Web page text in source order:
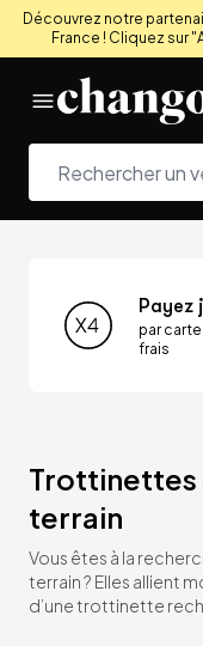
Découvrez notre
France ! Cliquez sur
Payez
par
frais
terrain
Vous êtes à la
terrain ? Elles allient
d’une trottinette